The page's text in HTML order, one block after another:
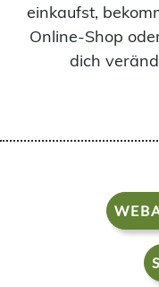
einkaufst,
Online-Shop
dich